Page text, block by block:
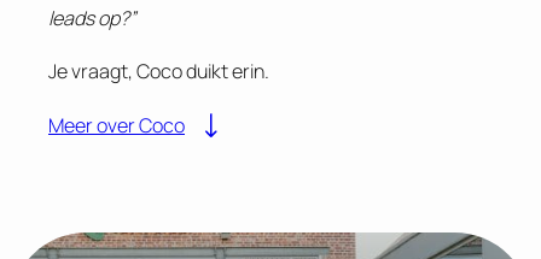
leads op?”
Je vraagt, Coco duikt erin.
Meer over Coco